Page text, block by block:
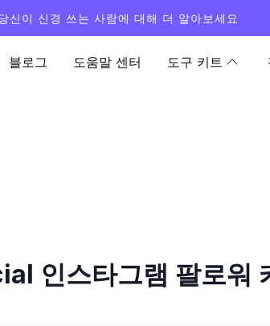
신이 신경 쓰는 사람에 대해 더 알아보세요
블로그 도움말 센터 도구 키트
인스타그램 팔로워